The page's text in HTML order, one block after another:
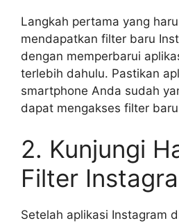
Langkah pertama yang
mendapatkan filter baru
dengan memperbarui
terlebih dahulu. Pastikan
smartphone Anda sudah
dapat mengakses filter
2. Kunjungi
Filter
Setelah aplikasi Instagram